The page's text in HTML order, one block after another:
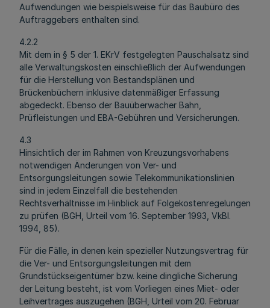
Aufwendungen wie beispielsweise für das Baubüro des
Auftraggebers enthalten sind.
4.2.2
Mit dem in § 5 der 1. EKrV festgelegten Pauschalsatz sind
alle Verwaltungskosten einschließlich der Aufwendungen
für die Herstellung von Bestandsplänen und
Brückenbüchern inklusive datenmäßiger Erfassung
abgedeckt. Ebenso der Bauüberwacher Bahn,
Prüfleistungen und EBA-Gebühren und Versicherungen.
4.3
Hinsichtlich der im Rahmen von Kreuzungsvorhabens
notwendigen Änderungen von Ver- und
Entsorgungsleitungen sowie Telekommunikationslinien
sind in jedem Einzelfall die bestehenden
Rechtsverhältnisse im Hinblick auf Folgekostenregelungen
zu prüfen (BGH, Urteil vom 16. September 1993, VkBl.
1994, 85).
Für die Fälle, in denen kein spezieller Nutzungsvertrag für
die Ver- und Entsorgungsleitungen mit dem
Grundstückseigentümer bzw. keine dingliche Sicherung
der Leitung besteht, ist vom Vorliegen eines Miet- oder
Leihvertrages auszugehen (BGH, Urteil vom 20. Februar